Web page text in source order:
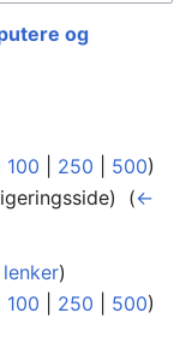
og
100 250 500)
(←
)
100 250 500)